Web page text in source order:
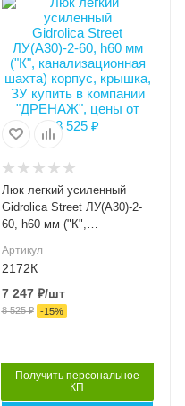
Ширина внешняя (мм)
740
Класс нагрузки
A30
Материал лотка и
Чугун
Вес, кг
31
Серия
СФ
Артикул
2172К
Люк легкий усиленный
Gidrolica Street ЛУ(А30)-2-
60, h60 мм ("К",
корпус, крышка, ЗУ
Артикул
2172К
7 247₽/шт
8 525₽ -15%
Получить персональное
КП